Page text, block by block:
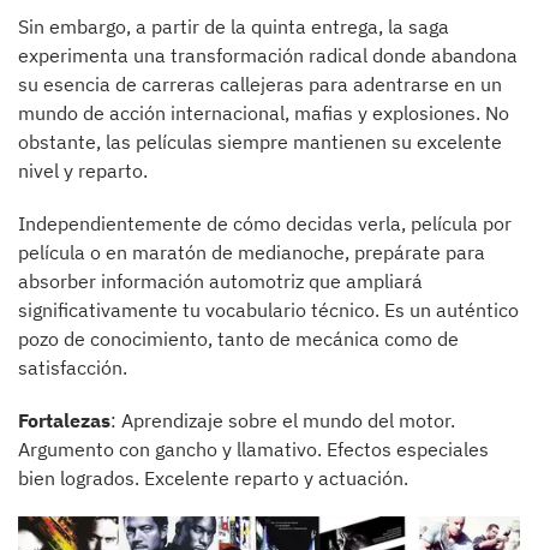
Sin embargo, a partir de la quinta entrega, la saga
experimenta una transformación radical donde abandona
su esencia de carreras callejeras para adentrarse en un
mundo de acción internacional, mafias y explosiones. No
obstante, las películas siempre mantienen su excelente
nivel y reparto.
Independientemente de cómo decidas verla, película por
película o en maratón de medianoche, prepárate para
absorber información automotriz que ampliará
significativamente tu vocabulario técnico. Es un auténtico
pozo de conocimiento, tanto de mecánica como de
satisfacción.
Fortalezas: Aprendizaje sobre el mundo del motor.
Argumento con gancho y llamativo. Efectos especiales
bien logrados. Excelente reparto y actuación.